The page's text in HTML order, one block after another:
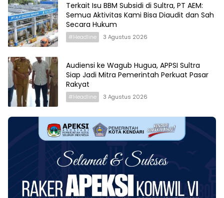
Terkait Isu BBM Subsidi di Sultra, PT AEM:
Semua Aktivitas Kami Bisa Diaudit dan Sah
Secara Hukum
#Headline 3 Agustus 2026
Audiensi ke Wagub Hugua, APPSI Sultra
Siap Jadi Mitra Pemerintah Perkuat Pasar
Rakyat
#Headline 3 Agustus 2026